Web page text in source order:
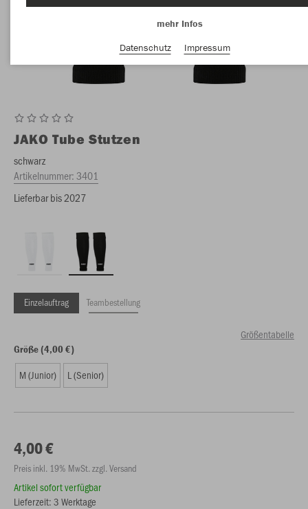
JAKO Tube Stutzen
schwarz
Artikelnummer:3401
Lieferbar bis 2027
Einzelauftrag Teambestellung
Größentabelle
Größe (4,00 €)
M (Junior) L (Senior)
4,00 €
Preis inkl. 19% MwSt. zzgl. Versand
Artikel sofort verfügbar
Lieferzeit: 3 Werktage
mehr Infos
Datenschutz
Impressum